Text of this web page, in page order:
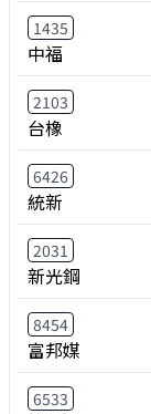
1435
中福
2103
台橡
6426
統新
2031
新光鋼
8454
富邦媒
6533